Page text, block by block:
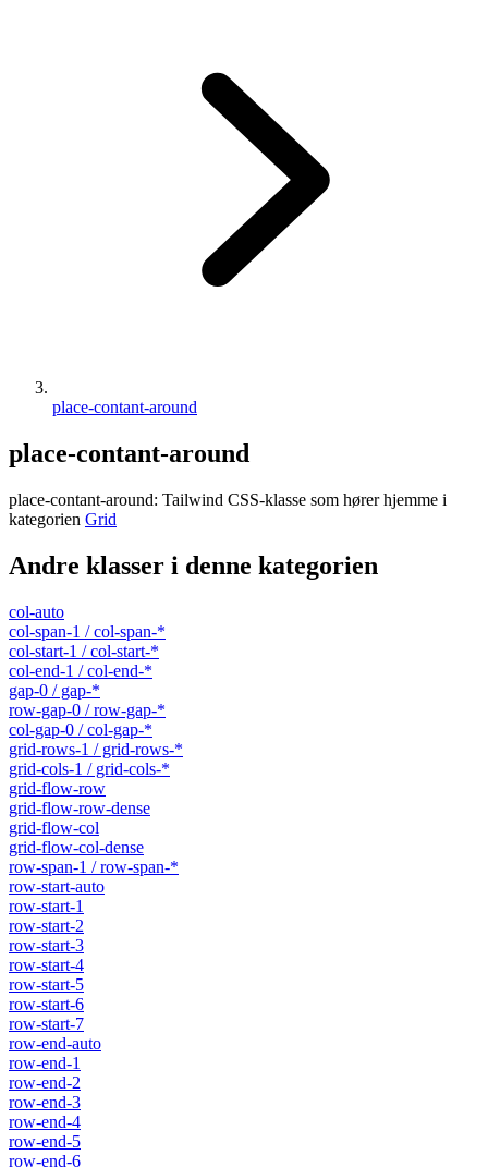
place-contant-around
place-contant-around
place-contant-around: Tailwind CSS-klasse som hører hjemme i
kategorien Grid
Andre klasser i denne kategorien
col-auto
col-span-1 / col-span-*
col-start-1 / col-start-*
col-end-1 / col-end-*
gap-0 / gap-*
row-gap-0 / row-gap-*
col-gap-0 / col-gap-*
grid-rows-1 / grid-rows-*
grid-cols-1 / grid-cols-*
grid-flow-row
grid-flow-row-dense
grid-flow-col
grid-flow-col-dense
row-span-1 / row-span-*
row-start-auto
row-start-1
row-start-2
row-start-3
row-start-4
row-start-5
row-start-6
row-start-7
row-end-auto
row-end-1
row-end-2
row-end-3
row-end-4
row-end-5
row-end-6